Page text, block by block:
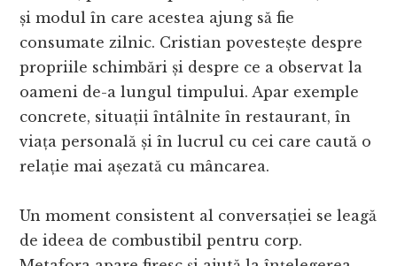
și modul în care acestea ajung să fie
consumate zilnic. Cristian povestește despre
propriile schimbări și despre ce a observat la
oameni de-a lungul timpului. Apar exemple
concrete, situații întâlnite în restaurant, în
viața personală și în lucrul cu cei care caută o
relație mai așezată cu mâncarea.
Un moment consistent al conversației se leagă
de ideea de combustibil pentru corp.